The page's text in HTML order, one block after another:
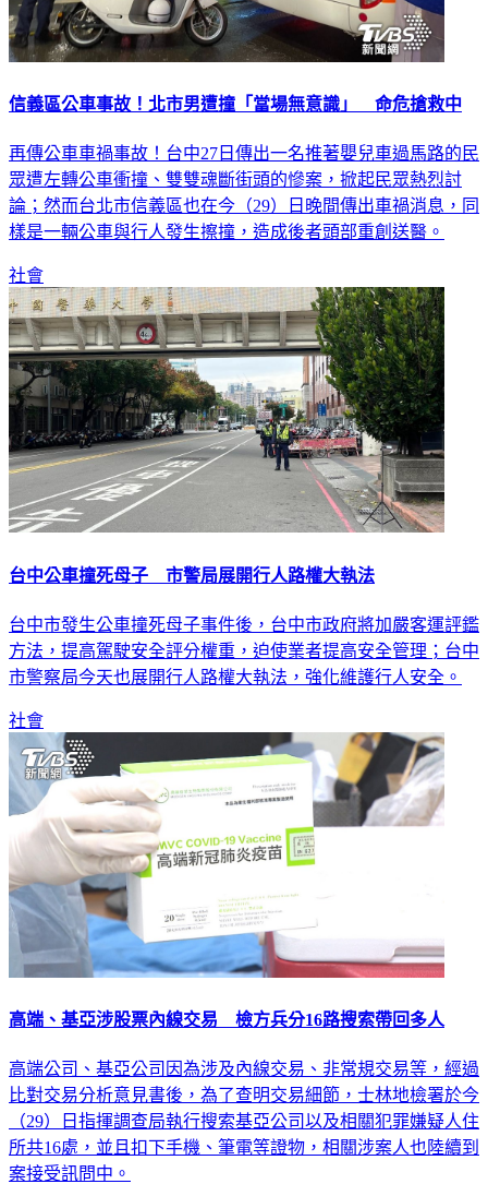
信義區公車事故！北市男遭撞「當場無意識」 命危搶救中
再傳公車車禍事故！台中27日傳出一名推著嬰兒車過馬路的民
眾遭左轉公車衝撞、雙雙魂斷街頭的慘案，掀起民眾熱烈討
論；然而台北市信義區也在今（29）日晚間傳出車禍消息，同
樣是一輛公車與行人發生擦撞，造成後者頭部重創送醫。
社會
台中公車撞死母子 市警局展開行人路權大執法
台中市發生公車撞死母子事件後，台中市政府將加嚴客運評鑑
方法，提高駕駛安全評分權重，迫使業者提高安全管理；台中
市警察局今天也展開行人路權大執法，強化維護行人安全。
社會
高端、基亞涉股票內線交易 檢方兵分16路搜索帶回多人
高端公司、基亞公司因為涉及內線交易、非常規交易等，經過
比對交易分析意見書後，為了查明交易細節，士林地檢署於今
（29）日指揮調查局執行搜索基亞公司以及相關犯罪嫌疑人住
所共16處，並且扣下手機、筆電等證物，相關涉案人也陸續到
案接受訊問中。